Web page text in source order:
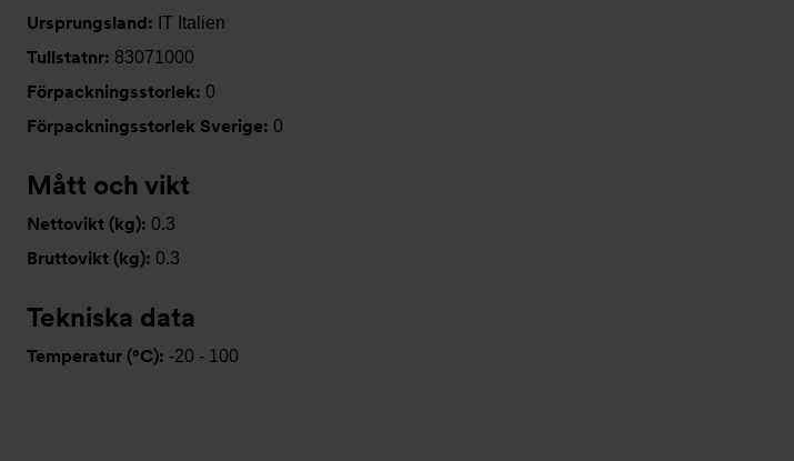
Ursprungsland: IT Italien
Tullstatnr: 83071000
Förpackningsstorlek: 0
Förpackningsstorlek Sverige: 0
Mått och vikt
Nettovikt (kg): 0.3
Bruttovikt (kg): 0.3
Tekniska data
Temperatur (°C): -20 - 100